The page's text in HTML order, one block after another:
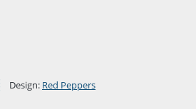
Design: Red Peppers